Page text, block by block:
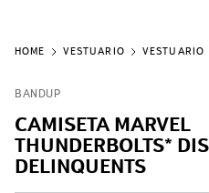
VESTUÁRIO VESTUÁRIO
BANDUP
CAMISETA MARVEL
THUNDERBOLTS*
DELINQUENTS